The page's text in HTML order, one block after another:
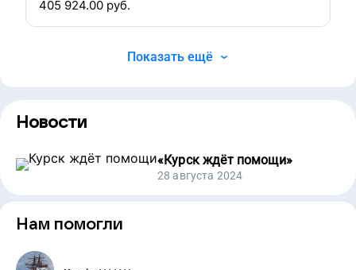
405 924.00 руб.
Показать ещё
Новости
«Курск ждёт помощи»
28 августа 2024
Нам помогли